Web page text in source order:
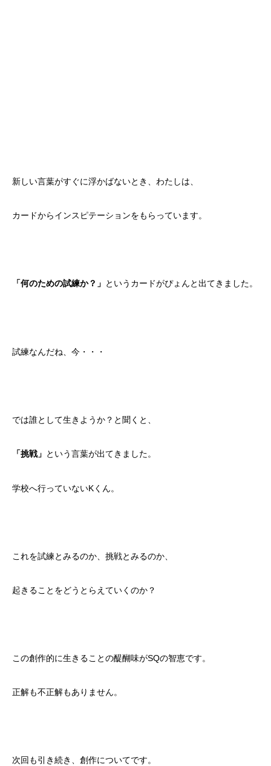
新しい言葉がすぐに浮かばないとき、わたしは、
カードからインスピテーションをもらっています。
「何のための試練か？」 というカードがぴょんと出てきました。
試練なんだね、今・・・
では誰として生きようか？と聞くと、
「挑戦」 という言葉が出てきました。
学校へ行っていないKくん。
これを試練とみるのか、挑戦とみるのか、
起きることをどうとらえていくのか？
この創作的に生きることの醍醐味がSQの智恵です。
正解も不正解もありません。
次回も引き続き、創作についてです。